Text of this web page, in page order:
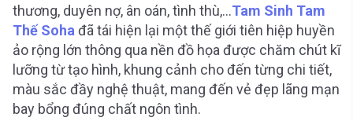
thương, duyên nợ, ân oán, tình thù,…Tam Sinh Tam
Thế Soha đã tái hiện lại một thế giới tiên hiệp huyền
ảo rộng lớn thông qua nền đồ họa được chăm chút kĩ
lưỡng từ tạo hình, khung cảnh cho đến từng chi tiết,
màu sắc đầy nghệ thuật, mang đến vẻ đẹp lãng mạn
bay bổng đúng chất ngôn tình.